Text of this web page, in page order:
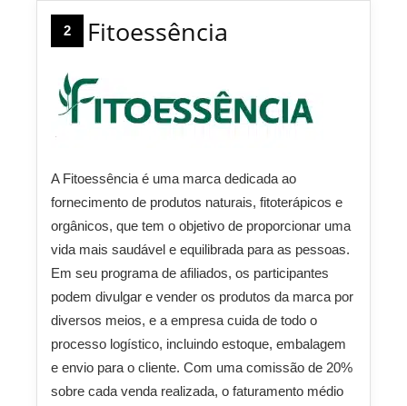
2 Fitoessência
A Fitoessência é uma marca dedicada ao
fornecimento de produtos naturais, fitoterápicos e
orgânicos, que tem o objetivo de proporcionar uma
vida mais saudável e equilibrada para as pessoas.
Em seu programa de afiliados, os participantes
podem divulgar e vender os produtos da marca por
diversos meios, e a empresa cuida de todo o
processo logístico, incluindo estoque, embalagem
e envio para o cliente. Com uma comissão de 20%
sobre cada venda realizada, o faturamento médio